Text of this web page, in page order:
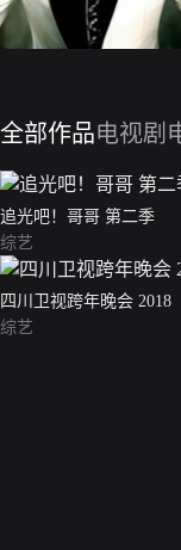
全部作品电视剧
追光吧！哥哥 第二季
综艺
四川卫视跨年晚会 2018
综艺